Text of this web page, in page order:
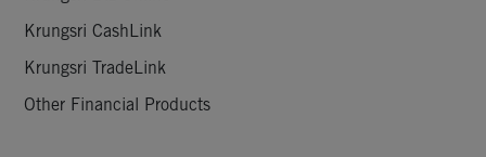
Krungsri CashLink
Krungsri TradeLink
Other Financial Products